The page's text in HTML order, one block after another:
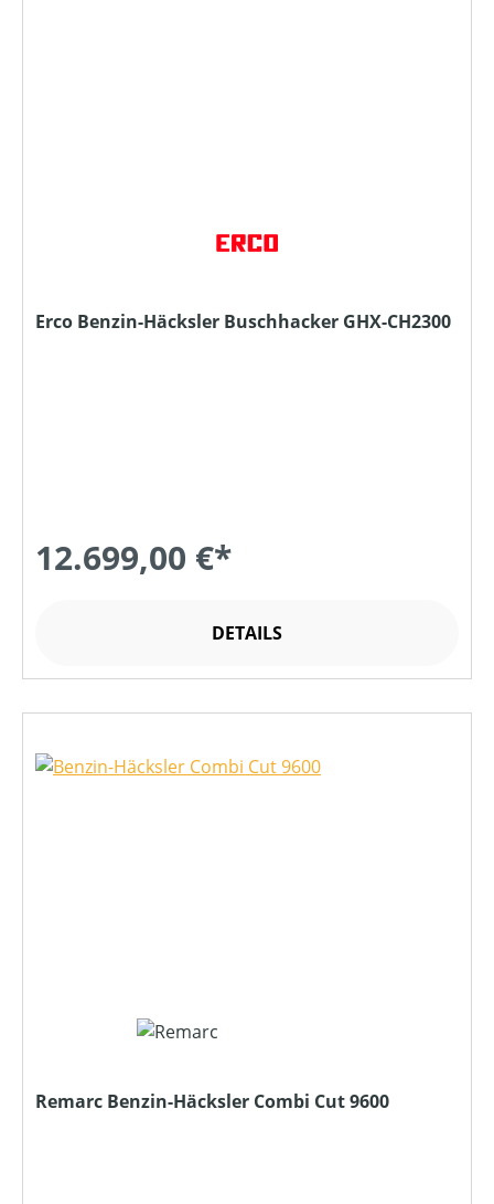
Erco Benzin-Häcksler Buschhacker GHX-CH2300
12.699,00 €*
DETAILS
Remarc Benzin-Häcksler Combi Cut 9600